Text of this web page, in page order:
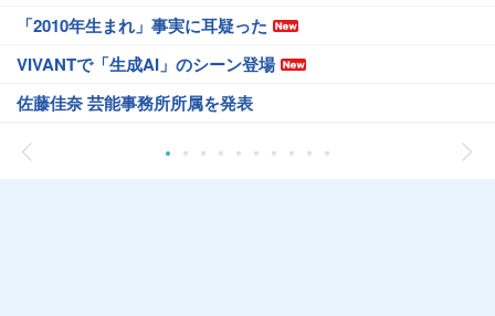
「2010年生まれ」事実に耳疑った
VIVANTで「生成AI」のシーン登場
佐藤佳奈 芸能事務所所属を発表